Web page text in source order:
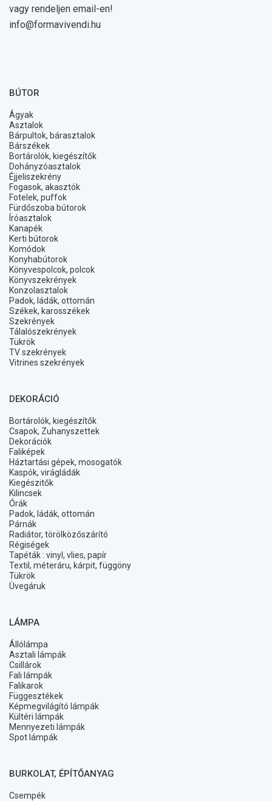
vagy rendeljen email-en!
info@formavivendi.hu
BÚTOR
Ágyak
Asztalok
Bárpultok, bárasztalok
Bárszékek
Bortárolók, kiegészítők
Dohányzóasztalok
Éjjeliszekrény
Fogasok, akasztók
Fotelek, puffok
Fürdőszoba bútorok
Íróasztalok
Kanapék
Kerti bútorok
Komódok
Konyhabútorok
Könyvespolcok, polcok
Könyvszekrények
Konzolasztalok
Padok, ládák, ottomán
Székek, karosszékek
Szekrények
Tálalószekrények
Tükrök
TV szekrények
Vitrines szekrények
DEKORÁCIÓ
Bortárolók, kiegészítők
Csapok, Zuhanyszettek
Dekorációk
Faliképek
Háztartási gépek, mosogatók
Kaspók, virágládák
Kiegészitők
Kilincsek
Órák
Padok, ládák, ottomán
Párnák
Radiátor, törölközőszárító
Régiségek
Tapéták : vinyl, vlies, papír
Textil, méteráru, kárpit, függöny
Tükrök
Üvegáruk
LÁMPA
Állólámpa
Asztali lámpák
Csillárok
Fali lámpák
Falikarok
Függesztékek
Képmegvilágító lámpák
Kültéri lámpák
Mennyezeti lámpák
Spot lámpák
BURKOLAT, ÉPÍTŐANYAG
Csempék